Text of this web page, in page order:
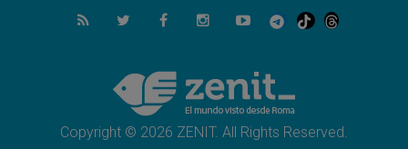
06.08.2026
Fray Marco Vianelli: Aprender el Evangelio
La visita del Papa León XIV a Asís en un
minuto
Copyright © 2026 ZENIT. All Rights Reserved.